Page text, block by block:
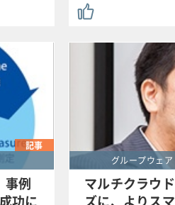
記事
事例
功に
グループウェ
マルチクラウ
ズに、よりス